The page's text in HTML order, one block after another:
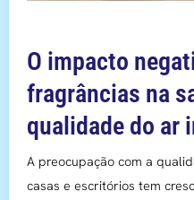
O impacto
fragrâncias na
qualidade do ar
A preocupação com a
casas e escritórios tem